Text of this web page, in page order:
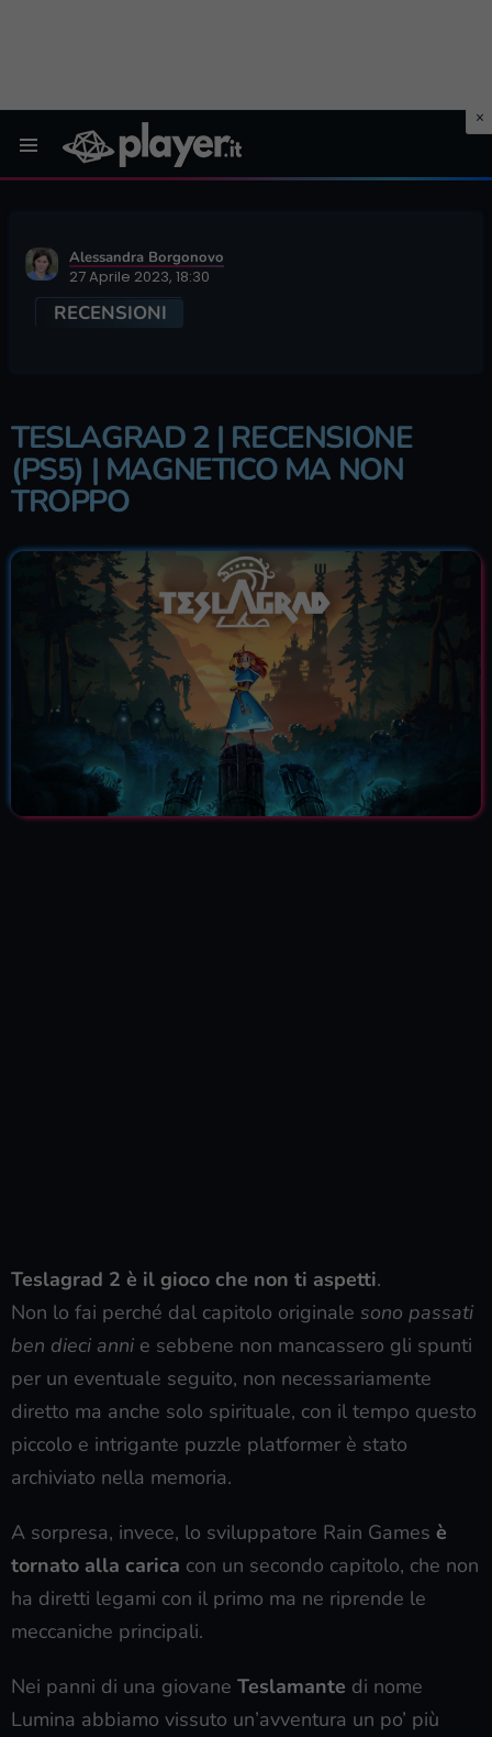
Alessandra Borgonovo
27 Aprile 2023, 18:30
RECENSIONI
TESLAGRAD 2 | RECENSIONE
(PS5) | MAGNETICO MA NON
TROPPO
Teslagrad 2 è il gioco che non ti aspetti.
Non lo fai perché dal capitolo originale sono passati
ben dieci anni e sebbene non mancassero gli spunti
per un eventuale seguito, non necessariamente
diretto ma anche solo spirituale, con il tempo questo
piccolo e intrigante puzzle platformer è stato
archiviato nella memoria.
A sorpresa, invece, lo sviluppatore Rain Games è
tornato alla carica con un secondo capitolo, che non
ha diretti legami con il primo ma ne riprende le
meccaniche principali.
Nei panni di una giovane Teslamante di nome
Lumina abbiamo vissuto un’avventura un po’ più